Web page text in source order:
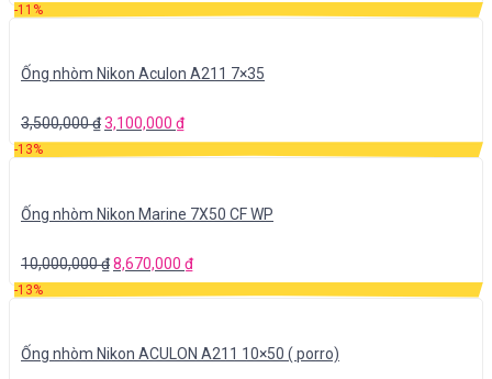
-11%
Ống nhòm Nikon Aculon A211 7×35
3,500,000₫3,100,000 ₫
-13%
Ống nhòm Nikon Marine 7X50 CF WP
10,000,000₫8,670,000 ₫
-13%
Ống nhòm Nikon ACULON A211 10×50 ( porro)